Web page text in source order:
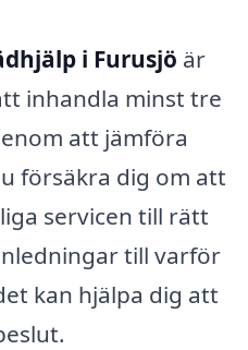
i Furusjö är
inhandla minst tre
att jämföra
försäkra dig om att
servicen till rätt
till varför
kan hjälpa dig att